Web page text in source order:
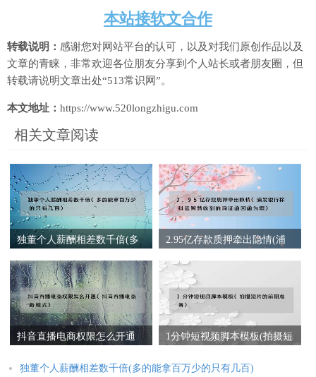
本站接软文合作
转载说明： 感谢您对网站平台的认可，以及对我们原创作品以及
文章的青睐，非常欢迎各位朋友分享到个人站长或者朋友圈，但
转载请说明文章出处“513常识网”。
本文地址： https://www.520longzhigu.com
相关文章阅读
独董个人薪酬相差数千倍(多
2.95亿存款质押牵出隐情(浦
证函回函为假)
抖音直播电商权限怎么开通
1分钟短视频脚本模板(拍摄短
独董个人薪酬相差数千倍(多的能拿百万少的只有几百)